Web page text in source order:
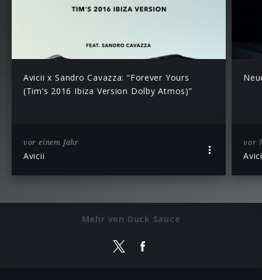
Avicii x Sandro Cavazza: “Forever Yours
(Tim’s 2016 Ibiza Version Dolby Atmos)”
vor einem Jahr
Avicii
vor
Mehr von Duck Sauce